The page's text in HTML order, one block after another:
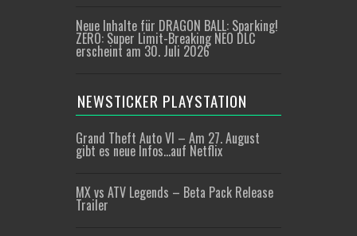
Neue Inhalte für DRAGON BALL: Sparking!
ZERO: Super Limit-Breaking NEO DLC
erscheint am 30. Juli 2026
NEWSTICKER PLAYSTATION
Grand Theft Auto VI – Am 27. August
gibt es neue Infos…auf Netflix
MX vs ATV Legends – Beta Pack Release
Trailer